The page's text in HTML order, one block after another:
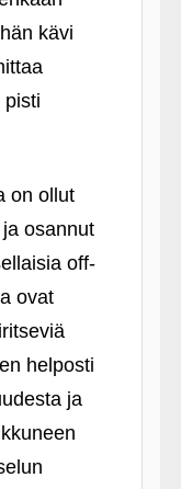
kävi
pisti
on ollut
osannut
off-
ovat
helposti
ja